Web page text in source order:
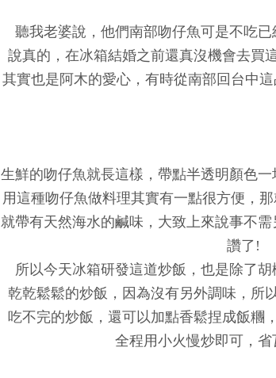
聽我老婆說，他們南部吻仔魚可是不吃已
說真的，在冰箱結婚之前還真沒機會去買
其實也是阿木的愛心，有時從南部回台中
生鮮的吻仔魚就長這樣，帶點半透明顏色一
用這種吻仔魚做料理其實有一點很方便，
就帶有天然海水的鹹味，大致上來說事不
讚了!
所以今天冰箱研發這道炒飯，也是除了胡
乾乾鬆鬆的炒飯，因為沒有另外調味，所
吃不完的炒飯，還可以加點香鬆捏成飯糰
全程用小火慢炒即可，省